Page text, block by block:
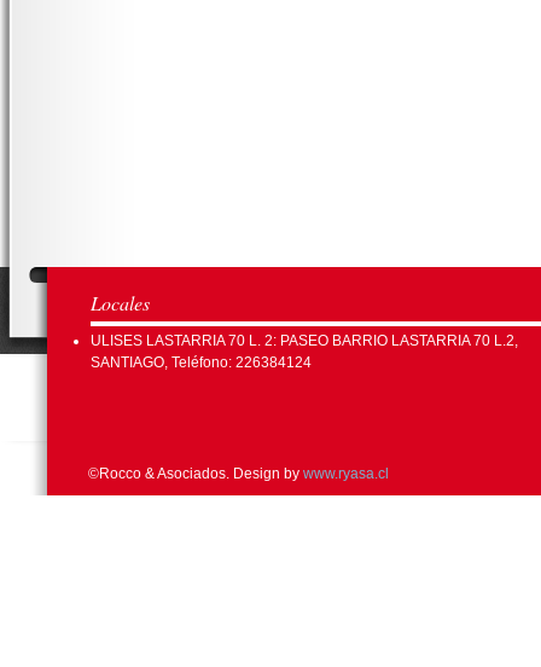
Locales
ULISES LASTARRIA 70 L. 2: PASEO BARRIO LASTARRIA 70 L.2,
SANTIAGO, Teléfono: 226384124
©Rocco & Asociados. Design by www.ryasa.cl